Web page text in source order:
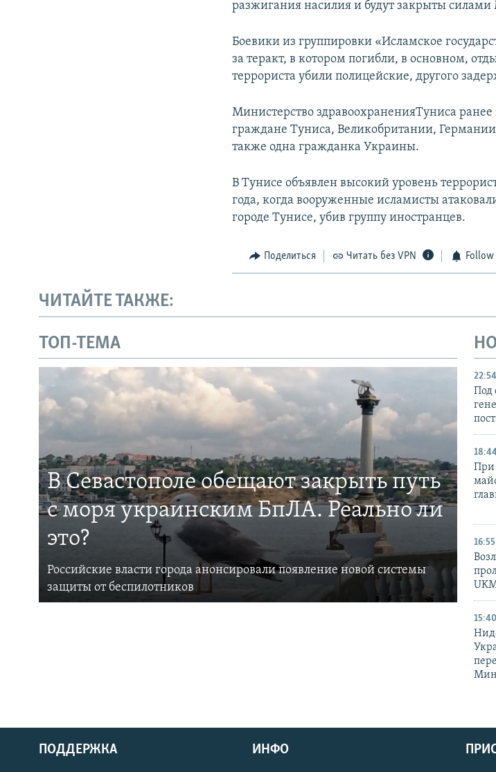
разжигания насилия и будут закрыты
Боевики из группировки «Исламское
за теракт, в котором погибли, в основном,
террориста убили полицейские, другого
Министерство здравоохраненияТуниса ранее
граждане Туниса, Великобритании,
также одна гражданка Украины.
В Тунисе объявлен высокий уровень
года, когда вооруженные исламисты
городе Тунисе, убив группу иностранцев.
Поделиться Читать без VPN Follow
ЧИТАЙТЕ ТАКЖЕ:
ТОП-ТЕМА
В Севастополе обещают закрыть путь
с моря украинским БпЛА. Реально ли
это?
Российские власти города анонсировали появление новой системы
защиты от беспилотников
22:54
Под
При
16:55
15:40
ПОДДЕРЖКА ИНФО